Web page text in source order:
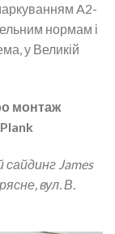
A2-
нормам і
у Великій
монтаж
James
вул. В.